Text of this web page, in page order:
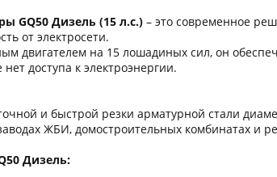
GQ50 Дизель (15 л.с.) – это современное
от электросети.
двигателем на 15 лошадиных сил, он
доступа к электроэнергии.
и быстрой резки арматурной стали
ЖБИ, домостроительных комбинатах и
Дизель: